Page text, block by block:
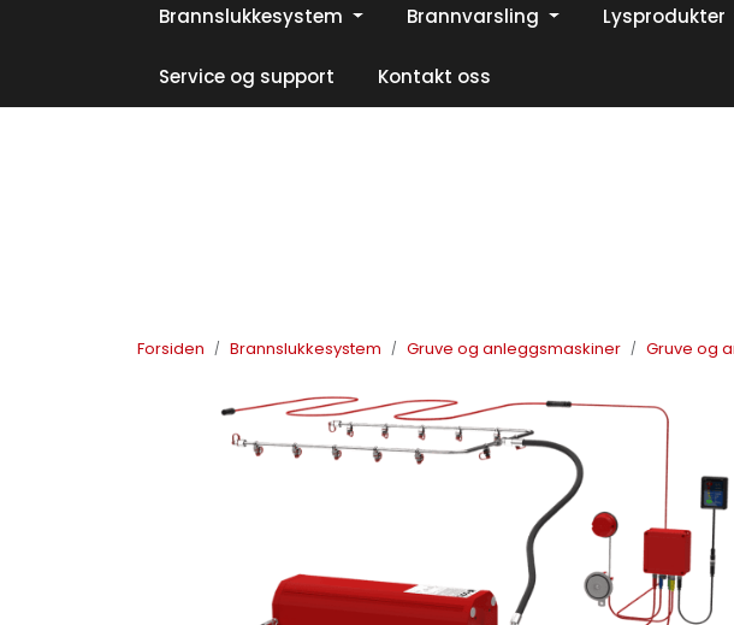
Skip to main content Din ekspert
Facebook | Instagram | LinkedIn
Brannslukkesystem Brannvarsling Lysprodukter
Service og support Kontakt oss
Forsiden Brannslukkesystem Gruve og anleggsmaskiner Gruve og